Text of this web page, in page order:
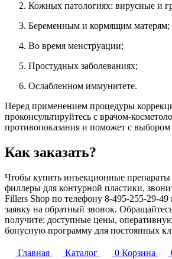
Кожных патологиях: вирусные и
Беременным и кормящим матерям;
Во время менструации;
Простудных заболеваниях;
Ослабленном иммунитете.
Перед применением процедуры
проконсультируйтесь с врачом-
противопоказания и поможет с выбором
Как заказать?
Чтобы купить инъекционные препараты
филлеры для контурной пластики,
Fillers Shop по телефону 8-495-255-29-49
заявку на обратный звонок.
получите: доступные цены,
бонусную программу для постоянных
Главная Каталог 0 Корзина